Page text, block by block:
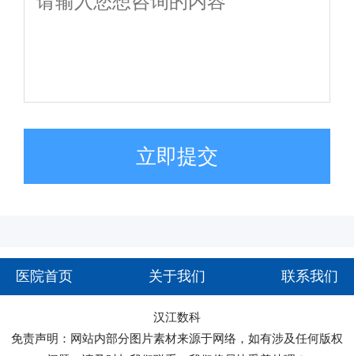
立即提交
医院首页 关于我们 联系我们
汉江数科
免责声明：网站内部分图片素材来源于网络，如有涉及任何版权